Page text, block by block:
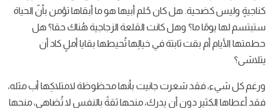
كناجيةٍ وليس كضحية. هل كان حُلم أبيها هو ما أبقاها تؤمن بأنّ الحياة
ستبتسم لها يومًا ما؟ وهل كانت القلعة الزجاجية هُناك حقا؟ هل
حطمتها الأيام أم بقت ثابتة في خيالِها تُحيطها بقايا أملٍ كاد أن
يتلاشى؟
ورغم كل شيء، فقد شعرت جانيت بأنها محظوظة لامتلاكِها أب مثله،
فقد أعطاها الكثير دون أن يدرك، منحها ثقةً بالنفسِ لا تُضاهى، منحها